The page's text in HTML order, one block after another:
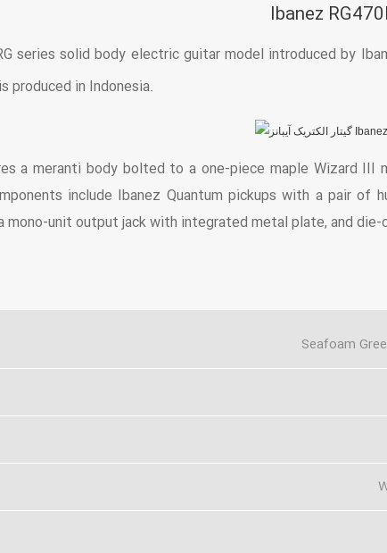
Ibanez
series solid body electric guitar model introduced by
in Indonesia.
a meranti body bolted to a one-piece maple Wizard
include Ibanez Quantum pickups with a pair of
mono-unit output jack with integrated metal plate, and die-
Seafoam